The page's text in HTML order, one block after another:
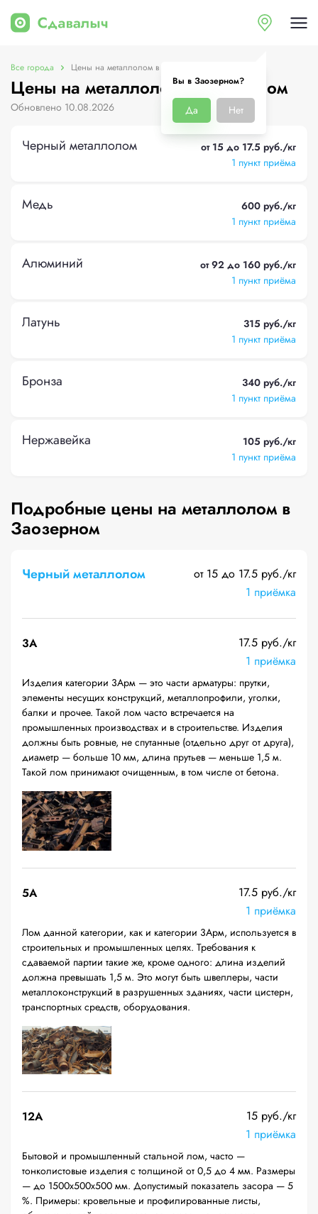
Вы в Заозерном?
Да Нет
Все города Цены на металлолом в Заозерном
Цены на металлолом в Заозерном
Обновлено 10.08.2026
Черный металлолом
от 15 до 17.5 руб./кг
1 пункт приёма
Медь
600 руб./кг
1 пункт приёма
Алюминий
от 92 до 160 руб./кг
1 пункт приёма
Латунь
315 руб./кг
1 пункт приёма
Бронза
340 руб./кг
1 пункт приёма
Нержавейка
105 руб./кг
1 пункт приёма
Подробные цены на металлолом в
Заозерном
Черный металлолом
от 15 до 17.5 руб./кг
1 приёмка
3А
17.5 руб./кг
1 приёмка
Изделия категории 3Арм — это части арматуры: прутки,
элементы несущих конструкций, металлопрофили, уголки,
балки и прочее. Такой лом часто встречается на
промышленных производствах и в строительстве. Изделия
должны быть ровные, не спутанные (отдельно друг от друга),
диаметр — больше 10 мм, длина прутьев — меньше 1,5 м.
Такой лом принимают очищенным, в том числе от бетона.
5А
17.5 руб./кг
1 приёмка
Лом данной категории, как и категории 3Арм, используется в
строительных и промышленных целях. Требования к
сдаваемой партии такие же, кроме одного: длина изделий
должна превышать 1,5 м. Это могут быть швеллеры, части
металлоконструкций в разрушенных зданиях, части цистерн,
транспортных средств, оборудования.
12A
15 руб./кг
1 приёмка
Бытовой и промышленный стальной лом, часто —
тонколистовые изделия с толщиной от 0,5 до 4 мм. Размеры
— до 1500х500х500 мм. Допустимый показатель засора — 5
%. Примеры: кровельные и профилированные листы,